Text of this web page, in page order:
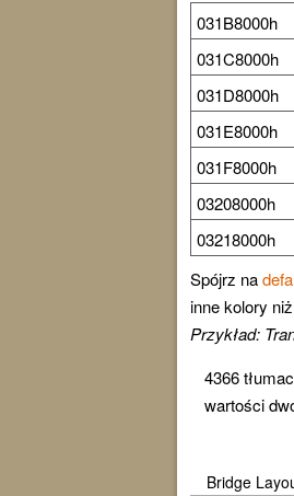
031B8000h
031C8000h
031D8000h
031E8000h
031F8000h
03208000h
03218000h
Spójrz na
inne kolory
Przykład:
4366
wartości
Bridge